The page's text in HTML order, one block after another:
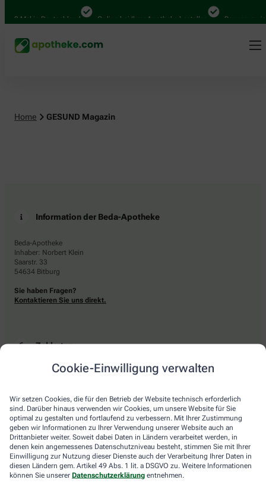
Cookie-Einwilligung verwalten
Wir setzen Cookies, die für den Betrieb der Website technisch erforderlich
sind. Darüber hinaus verwenden wir Cookies, um unsere Website für Sie
optimal zu gestalten und fortlaufend zu verbessern. Mit Ihrer Zustimmung
geben wir Informationen zu Ihrer Verwendung unserer Website auch an
Drittanbieter weiter. Soweit dabei Daten in Ländern verarbeitet werden, in
denen kein angemessenes Datenschutzniveau besteht, stimmen Sie mit Ihrer
Einwilligung zur Nutzung dieser Dienste auch der Verarbeitung Ihrer Daten in
diesen Ländern gem. Artikel 49 Abs. 1 lit. a DSGVO zu. Weitere Informationen
können Sie unserer Datenschutzerklärung entnehmen.
Mal in Deutschland Online bei Ihrer Apotheke bestellen Bequem
Home GESUND Magazin
Information der Beda-Apotheke
Beda-Apotheke
Inhaber: Norbert Klein
Saarstr. 33
54634 Bitburg
Sie haben Fragen?
Kontaktieren Sie uns direkt.
Zahlarten
Bar oder mit einer anderen akzeptierten Zahlungsart Ihrer Apotheke vor Ort.
Lieferarten
Abholung in der Apotheke
Botendienstlieferung